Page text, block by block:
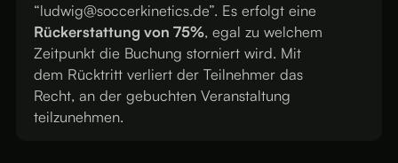
“ludwig@soccerkinetics.de”. Es erfolgt eine
Rückerstattung von 75%, egal zu welchem
Zeitpunkt die Buchung storniert wird. Mit
dem Rücktritt verliert der Teilnehmer das
Recht, an der gebuchten Veranstaltung
teilzunehmen.